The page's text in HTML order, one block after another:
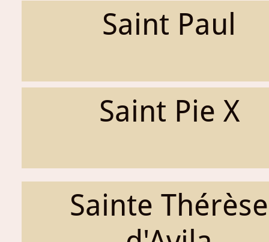
Saint Paul
Saint Pie X
Sainte Thérèse